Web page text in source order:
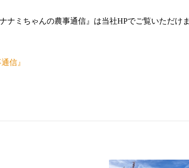
ナミちゃんの農事通信』は当社HPでご覧いただけま
信』